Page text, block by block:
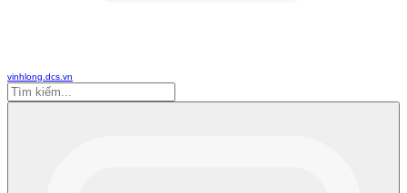
vinhlong.dcs.vn